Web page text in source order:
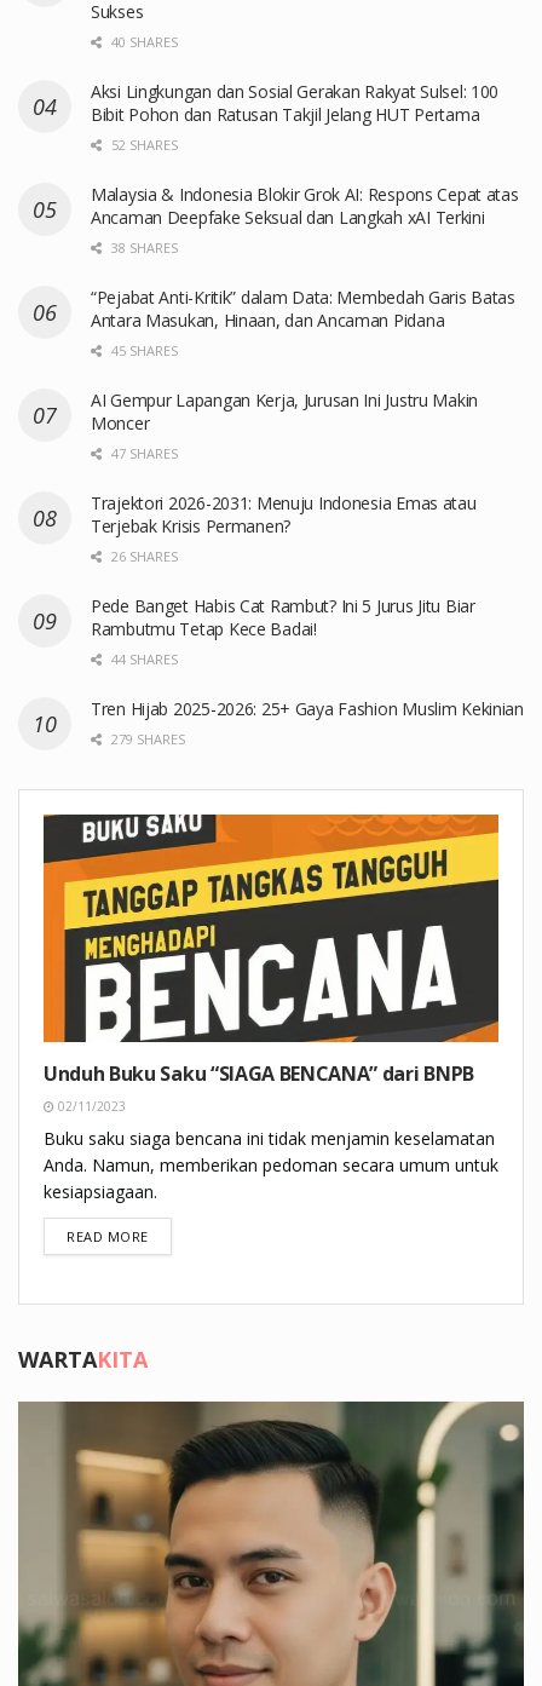
Sukses
40 SHARES
Aksi Lingkungan dan Sosial Gerakan Rakyat Sulsel: 100
Bibit Pohon dan Ratusan Takjil Jelang HUT Pertama
52 SHARES
Malaysia & Indonesia Blokir Grok AI: Respons Cepat atas
Ancaman Deepfake Seksual dan Langkah xAI Terkini
38 SHARES
“Pejabat Anti-Kritik” dalam Data: Membedah Garis Batas
Antara Masukan, Hinaan, dan Ancaman Pidana
45 SHARES
AI Gempur Lapangan Kerja, Jurusan Ini Justru Makin
Moncer
47 SHARES
Trajektori 2026-2031: Menuju Indonesia Emas atau
Terjebak Krisis Permanen?
26 SHARES
Pede Banget Habis Cat Rambut? Ini 5 Jurus Jitu Biar
Rambutmu Tetap Kece Badai!
44 SHARES
Tren Hijab 2025-2026: 25+ Gaya Fashion Muslim Kekinian
279 SHARES
Unduh Buku Saku “SIAGA BENCANA” dari BNPB
02/11/2023
Buku saku siaga bencana ini tidak menjamin keselamatan
Anda. Namun, memberikan pedoman secara umum untuk
kesiapsiagaan.
READ MOREDETAILS
WARTAKITA